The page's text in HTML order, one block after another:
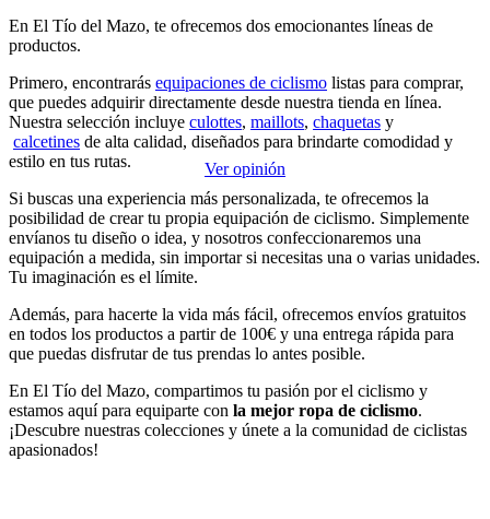
Todo perfecto, 100 X 100 recomendable de hecho ahora les solicito
la ropa de invierno.
Ver opinión
En El Tío del Mazo, te ofrecemos dos emocionantes líneas de
productos.
Primero, encontrarás equipaciones de ciclismo listas para comprar,
que puedes adquirir directamente desde nuestra tienda en línea.
Nuestra selección incluye culottes, maillots, chaquetas y
calcetines de alta calidad, diseñados para brindarte comodidad y
estilo en tus rutas.
Si buscas una experiencia más personalizada, te ofrecemos la
posibilidad de crear tu propia equipación de ciclismo. Simplemente
envíanos tu diseño o idea, y nosotros confeccionaremos una
equipación a medida, sin importar si necesitas una o varias unidades.
Tu imaginación es el límite.
Además, para hacerte la vida más fácil, ofrecemos envíos gratuitos
en todos los productos a partir de 100€ y una entrega rápida para
que puedas disfrutar de tus prendas lo antes posible.
En El Tío del Mazo, compartimos tu pasión por el ciclismo y
estamos aquí para equiparte con la mejor ropa de ciclismo.
¡Descubre nuestras colecciones y únete a la comunidad de ciclistas
apasionados!